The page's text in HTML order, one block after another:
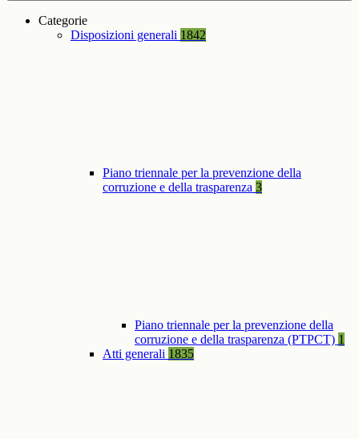
Categorie
Disposizioni generali 1842
Piano triennale per la prevenzione della
corruzione e della trasparenza 3
Piano triennale per la prevenzione della
corruzione e della trasparenza (PTPCT) 1
Atti generali 1835